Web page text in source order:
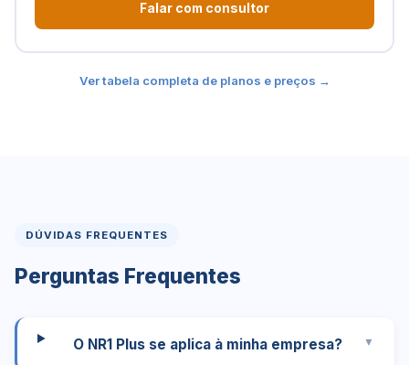
Falar com consultor
Ver tabela completa de planos e preços →
DÚVIDAS FREQUENTES
Perguntas Frequentes
O NR1 Plus se aplica à minha empresa?